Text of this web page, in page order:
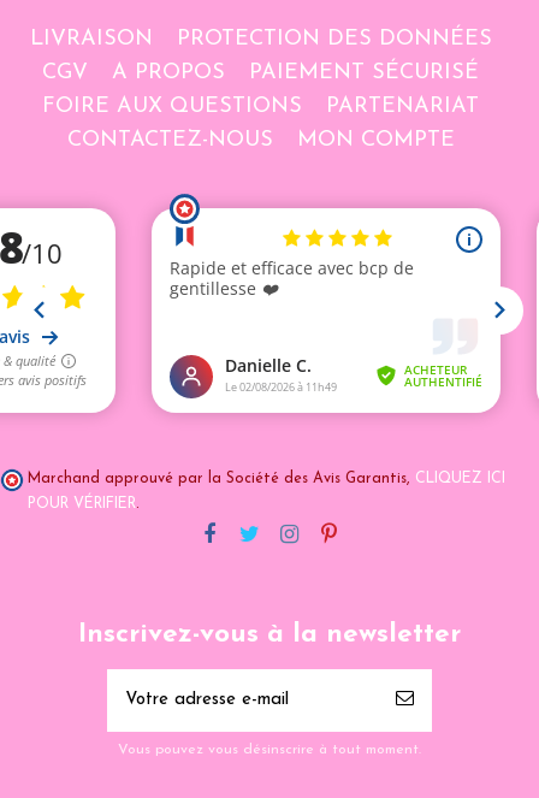
LIVRAISON
PROTECTION DES DONNÉES
CGV
A PROPOS
PAIEMENT SÉCURISÉ
FOIRE AUX QUESTIONS
PARTENARIAT
CONTACTEZ-NOUS
MON COMPTE
Marchand approuvé par la Société des Avis Garantis, CLIQUEZ ICI
POUR VÉRIFIER.
Inscrivez-vous à la newsletter
Vous pouvez vous désinscrire à tout moment.